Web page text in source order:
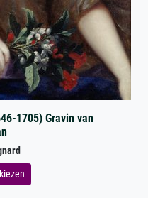
1705) Gravin van